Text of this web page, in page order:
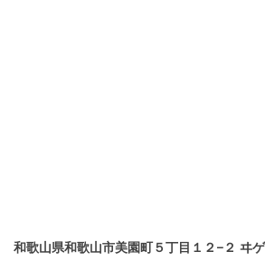
和歌山県和歌山市美園町５丁目１２−２ ヰ